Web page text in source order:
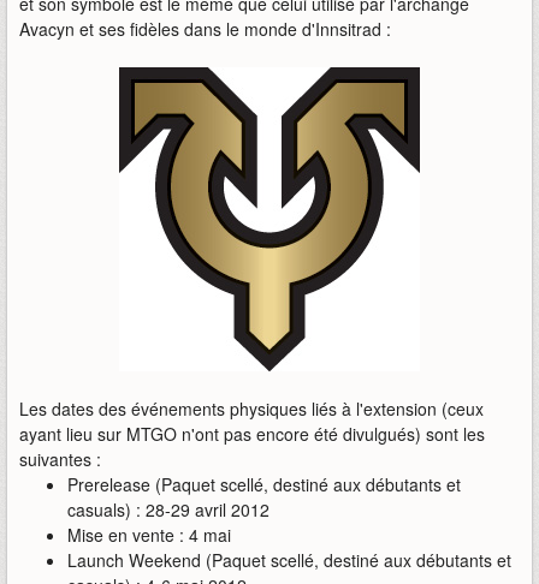
Avacyn et ses fidèles dans le monde d'Innsitrad :
Les dates des événements physiques liés à l'extension (ceux
ayant lieu sur MTGO n'ont pas encore été divulgués) sont les
suivantes :
Prerelease (Paquet scellé, destiné aux débutants et
casuals) : 28-29 avril 2012
Mise en vente : 4 mai
Launch Weekend (Paquet scellé, destiné aux débutants et